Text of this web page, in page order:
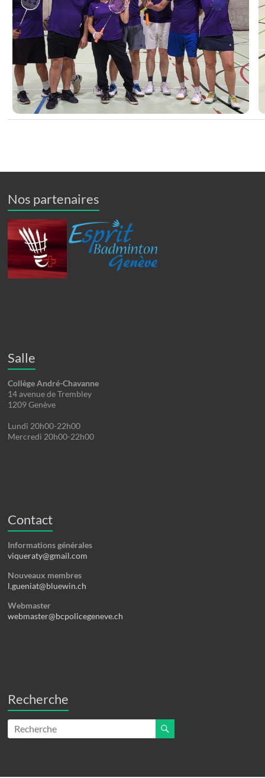
Nos partenaires
Salle
Collège André-Chavanne
14 avenue de Trembley
1209 Genève
Lundi 20h00-22h00
Mercredi 20h00-22h00
Contact
Informations générales
viqueraty@gmail.com
Nouveaux membres
l.gueniat@bluewin.ch
Webmaster
webmaster@bcpolicegeneve.ch
Recherche